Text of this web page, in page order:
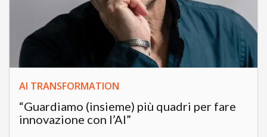
AI TRANSFORMATION
“Guardiamo (insieme) più quadri per fare
innovazione con l’AI”